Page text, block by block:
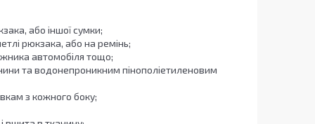
або іншої сумки;
рюкзака, або на ремінь;
автомобіля тощо;
та водонепроникним пінополіетиленовим
з кожного боку;